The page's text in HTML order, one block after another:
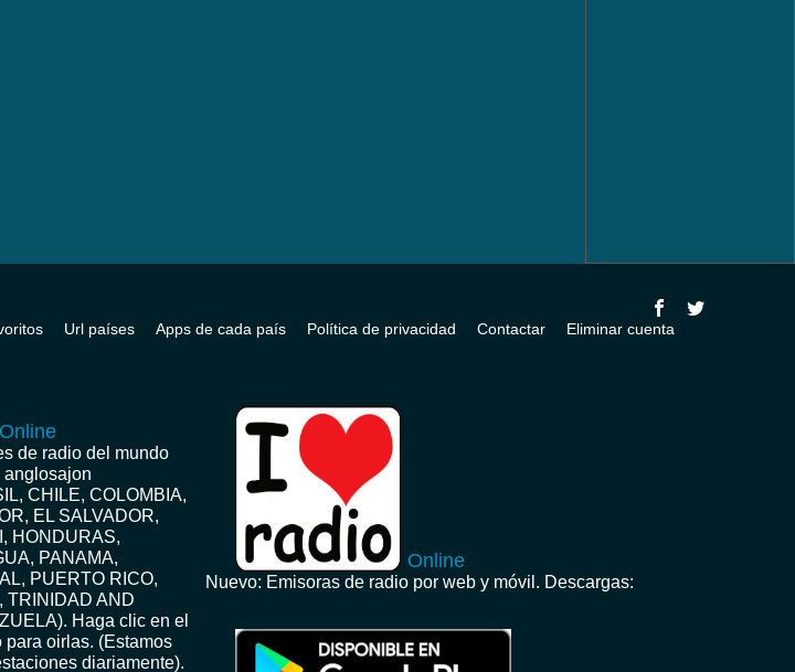
Url países Apps de cada país Política de privacidad Contactar
Eliminar cuenta
Online
de radio del mundo
anglosajon
CHILE, COLOMBIA,
EL SALVADOR,
HONDURAS,
PANAMA,
PUERTO RICO,
TRINIDAD AND
Haga clic en el
para oirlas. (Estamos
diariamente).
Online
Nuevo: Emisoras de radio por web y móvil. Descargas: